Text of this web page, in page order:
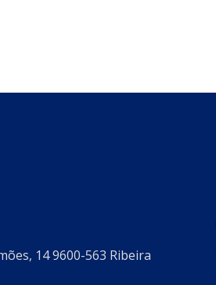
14 9600-563 Ribeira